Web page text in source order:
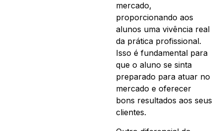
mercado,
proporcionando aos
alunos uma vivência real
da prática profissional.
Isso é fundamental para
que o aluno se sinta
preparado para atuar no
mercado e oferecer
bons resultados aos seus
clientes.